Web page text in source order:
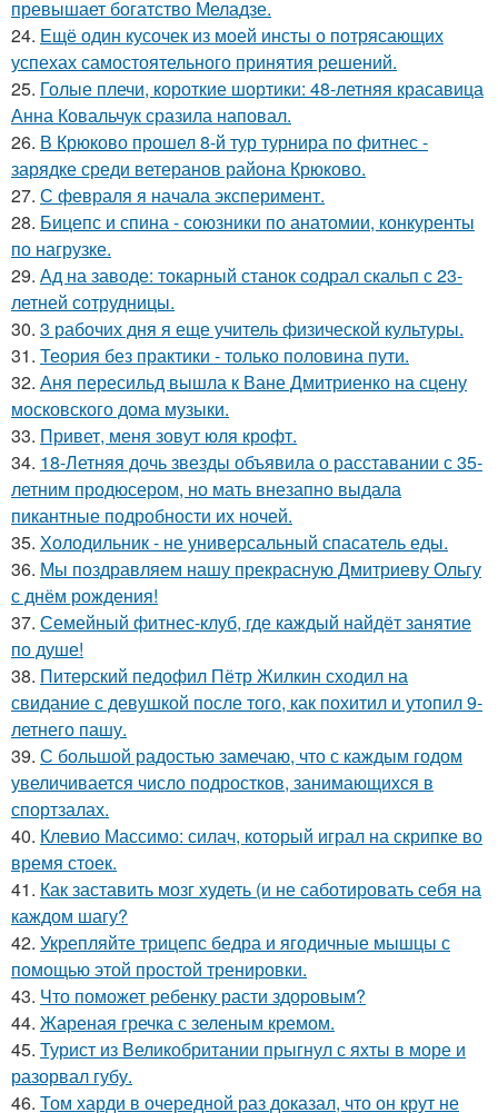
превышает богатство Меладзе.
24. Ещё один кусочек из моей инсты о потрясающих
успехах самостоятельного принятия решений.
25. Голые плечи, короткие шортики: 48-летняя красавица
Анна Ковальчук сразила наповал.
26. В Крюково прошел 8-й тур турнира по фитнес -
зарядке среди ветеранов района Крюково.
27. С февраля я начала эксперимент.
28. Бицепс и спина - союзники по анатомии, конкуренты
по нагрузке.
29. Ад на заводе: токарный станок содрал скальп с 23-
летней сотрудницы.
30. 3 рабочих дня я еще учитель физической культуры.
31. Теория без практики - только половина пути.
32. Аня пересильд вышла к Ване Дмитриенко на сцену
московского дома музыки.
33. Привет, меня зовут юля крофт.
34. 18-Летняя дочь звезды объявила о расставании с 35-
летним продюсером, но мать внезапно выдала
пикантные подробности их ночей.
35. Холодильник - не универсальный спасатель еды.
36. Мы поздравляем нашу прекрасную Дмитриеву Ольгу
с днём рождения!
37. Семейный фитнес-клуб, где каждый найдёт занятие
по душе!
38. Питерский педофил Пётр Жилкин сходил на
свидание с девушкой после того, как похитил и утопил 9-
летнего пашу.
39. С большой радостью замечаю, что с каждым годом
увеличивается число подростков, занимающихся в
спортзалах.
40. Клевио Массимо: силач, который играл на скрипке во
время стоек.
41. Как заставить мозг худеть (и не саботировать себя на
каждом шагу?
42. Укрепляйте трицепс бедра и ягодичные мышцы с
помощью этой простой тренировки.
43. Что поможет ребенку расти здоровым?
44. Жареная гречка с зеленым кремом.
45. Турист из Великобритании прыгнул с яхты в море и
разорвал губу.
46. Том харди в очередной раз доказал, что он крут не